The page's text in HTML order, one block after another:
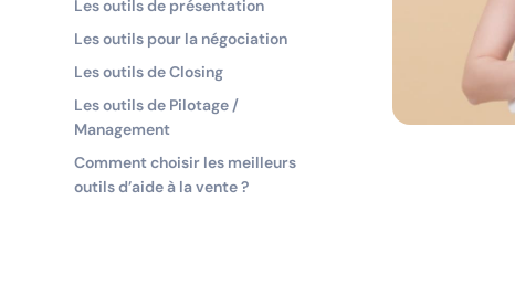
Les outils de présentation
Les outils pour la négociation
Les outils de Closing
Les outils de Pilotage /
Management
Comment choisir les meilleurs
outils d’aide à la vente ?